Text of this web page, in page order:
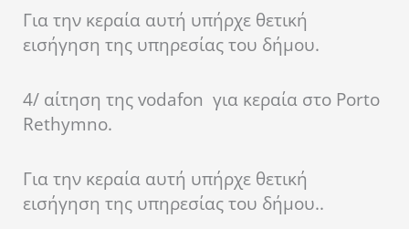
Για την κεραία αυτή υπήρχε θετική
εισήγηση της υπηρεσίας του δήμου.
4/ αίτηση της vodafon για κεραία στο Porto
Rethymno.
Για την κεραία αυτή υπήρχε θετική
εισήγηση της υπηρεσίας του δήμου..